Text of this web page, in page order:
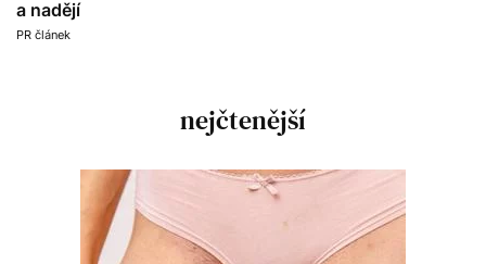
a nadějí
PR článek
nejčtenější